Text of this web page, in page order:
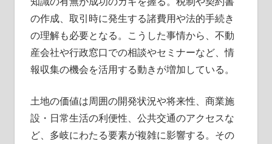
の作成、取引時に発生する諸費用や法的手続き
の理解も必要となる。こうした事情から、不動
産会社や行政窓口での相談やセミナーなど、情
報収集の機会を活用する動きが増加している。
土地の価値は周囲の開発状況や将来性、商業施
設・日常生活の利便性、公共交通のアクセスな
ど、多岐にわたる要素が複雑に影響する。その